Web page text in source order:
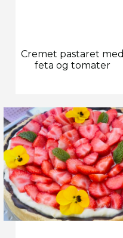
Cremet pastaret med
feta og tomater